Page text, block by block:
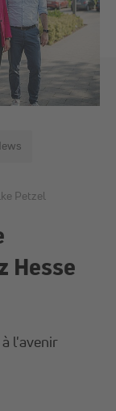
Petzel
Hesse
l'avenir